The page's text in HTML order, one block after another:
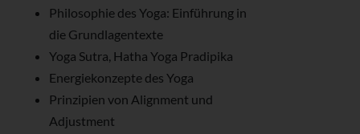
Philosophie des Yoga: Einführung in
die Grundlagentexte
Yoga Sutra, Hatha Yoga Pradipika
Energiekonzepte des Yoga
Prinzipien von Alignment und
Adjustment